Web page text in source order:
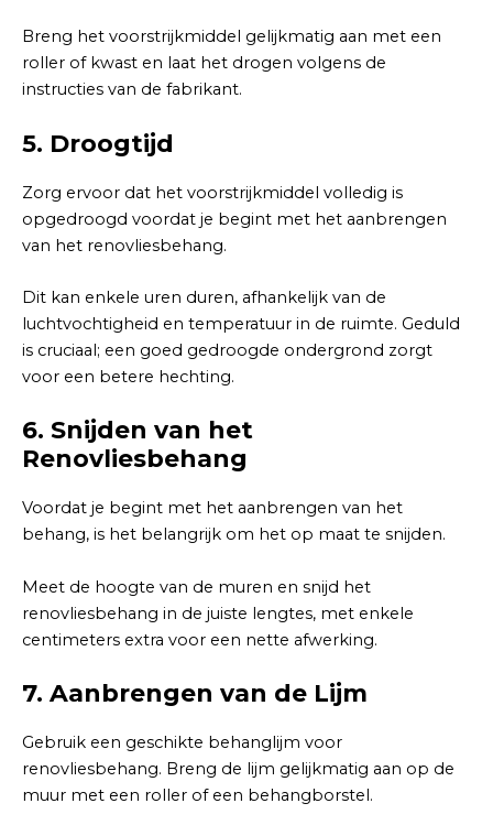
Breng het voorstrijkmiddel gelijkmatig aan met een
roller of kwast en laat het drogen volgens de
instructies van de fabrikant.
5. Droogtijd
Zorg ervoor dat het voorstrijkmiddel volledig is
opgedroogd voordat je begint met het aanbrengen
van het renovliesbehang.
Dit kan enkele uren duren, afhankelijk van de
luchtvochtigheid en temperatuur in de ruimte. Geduld
is cruciaal; een goed gedroogde ondergrond zorgt
voor een betere hechting.
6. Snijden van het
Renovliesbehang
Voordat je begint met het aanbrengen van het
behang, is het belangrijk om het op maat te snijden.
Meet de hoogte van de muren en snijd het
renovliesbehang in de juiste lengtes, met enkele
centimeters extra voor een nette afwerking.
7. Aanbrengen van de Lijm
Gebruik een geschikte behanglijm voor
renovliesbehang. Breng de lijm gelijkmatig aan op de
muur met een roller of een behangborstel.